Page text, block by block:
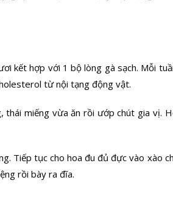
kết hợp với 1 bộ lòng gà sạch. Mỗi
từ nội tạng động vật.
thái miếng vừa ăn rồi ướp chút gia vị.
Tiếp tục cho hoa đu đủ đực vào xào
rồi bày ra đĩa.